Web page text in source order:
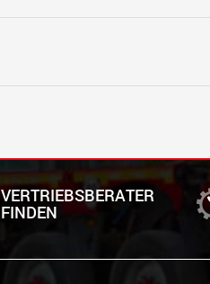
VERTRIEBSBERATER
FINDEN